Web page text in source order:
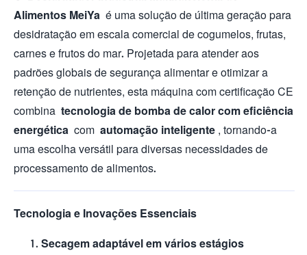
Alimentos MeiYa é uma solução de última geração para
desidratação em escala comercial de cogumelos, frutas,
carnes e frutos do mar. Projetada para atender aos
padrões globais de segurança alimentar e otimizar a
retenção de nutrientes, esta máquina com certificação CE
combina tecnologia de bomba de calor com eficiência
energética com automação inteligente , tornando-a
uma escolha versátil para diversas necessidades de
processamento de alimentos.
Tecnologia e Inovações Essenciais
Secagem adaptável em vários estágios